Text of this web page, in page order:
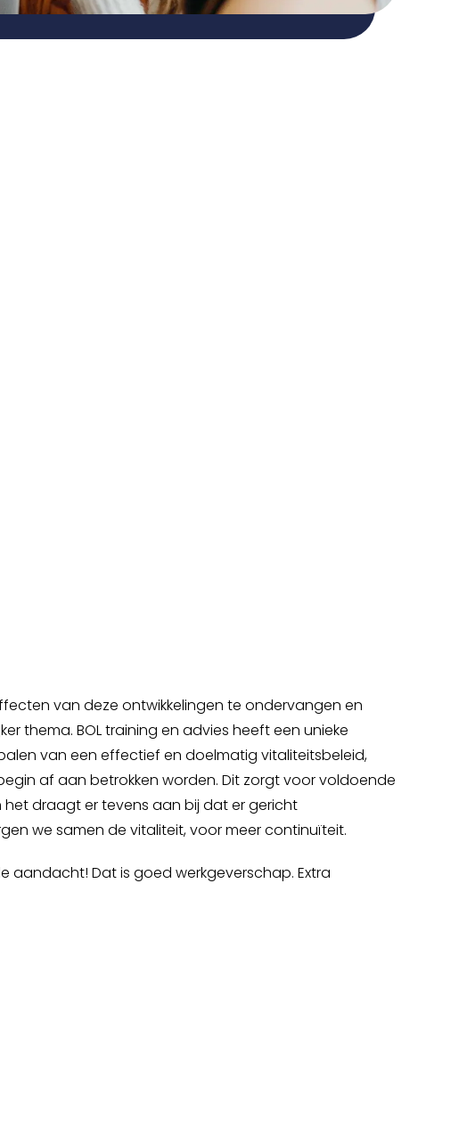
van deze ontwikkelingen te ondervangen en
thema. BOL training en advies heeft een unieke
van een effectief en doelmatig vitaliteitsbeleid,
af aan betrokken worden. Dit zorgt voor voldoende
draagt er tevens aan bij dat er gericht
we samen de vitaliteit, voor meer continuïteit.
aandacht! Dat is goed werkgeverschap. Extra